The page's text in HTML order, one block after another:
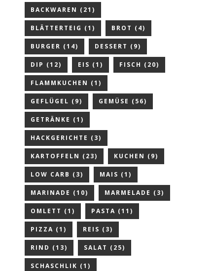
BACKWAREN (21)
BLÄTTERTEIG (1) BROT (4)
BURGER (14) DESSERT (9)
DIP (12) EIS (1) FISCH (20)
FLAMMKUCHEN (1)
GEFLÜGEL (9) GEMÜSE (56)
GETRÄNKE (1)
HACKGERICHTE (3)
KARTOFFELN (23) KUCHEN (9)
LOW CARB (3) MAIS (1)
MARINADE (10) MARMELADE (3)
OMLETT (1) PASTA (11)
PIZZA (1) REIS (3)
RIND (13) SALAT (25)
SCHASCHLIK (1)